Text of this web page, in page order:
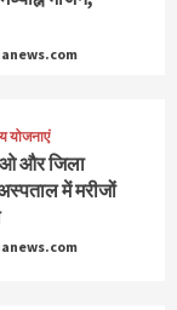
योजनाएं
और जिला
में मरीजों